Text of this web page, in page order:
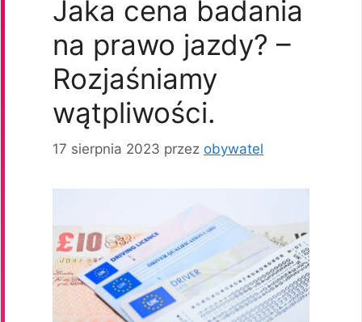
Jaka cena badania
na prawo jazdy? –
Rozjaśniamy
wątpliwości.
17 sierpnia 2023 przez obywatel